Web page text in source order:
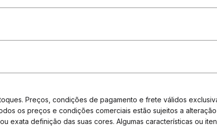
Preços, condições de pagamento e frete válidos
os preços e condições comerciais estão sujeitos a
exata definição das suas cores. Algumas características ou